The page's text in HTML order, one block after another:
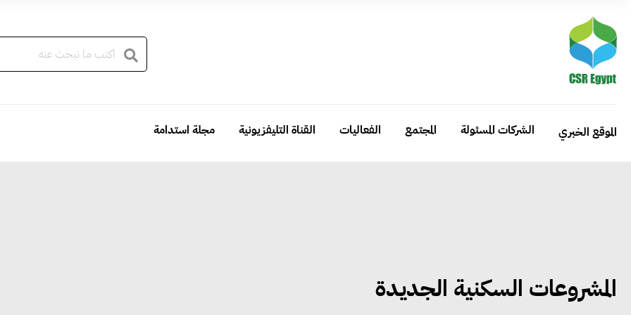
الموقع الخبري الشركات المسئولة المجتمع الفعاليات القناة التليفزيونية مجلة استدامة
المشروعات السكنية الجديدة